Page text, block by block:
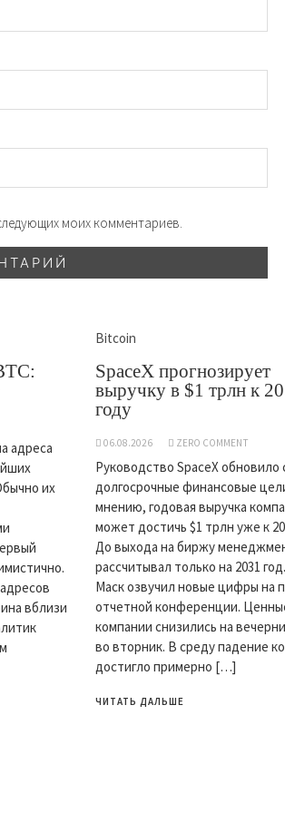
моих комментариев.
адреса
их
вблизи
Bitcoin
SpaceX прогнозирует
выручку в $1 трлн к
году
06.08.2026 ZERO COMMENT
Руководство SpaceX обновило
долгосрочные финансовые
мнению, годовая выручка
может достичь $1 трлн уже к
До выхода на биржу
рассчитывал только на 2031
Маск озвучил новые цифры на
отчетной конференции.
компании снизились на
во вторник. В среду падение
достигло примерно […]
ЧИТАТЬ ДАЛЬШЕ